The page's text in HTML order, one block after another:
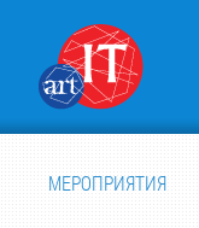
МЕРОПРИЯТИЯ